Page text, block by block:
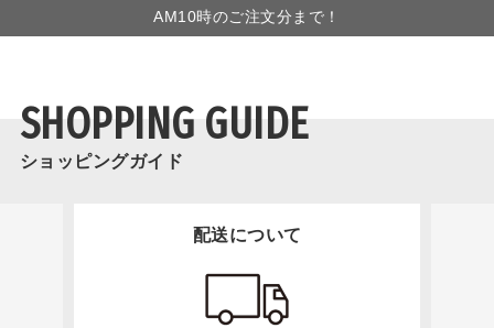
AM10時のご注文分まで！
SHOPPING GUIDE
ショッピングガイド
配送について